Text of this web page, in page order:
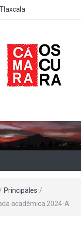
Tlaxcala
/ Principales /
académica 2024-A